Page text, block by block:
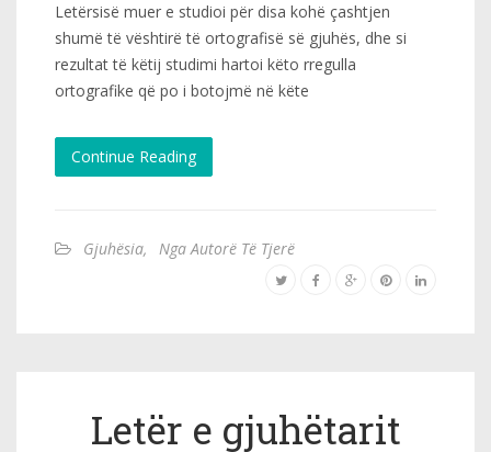
Letërsisë muer e studioi për disa kohë çashtjen
shumë të vështirë të ortografisë së gjuhës, dhe si
rezultat të këtij studimi hartoi këto rregulla
ortografike që po i botojmë në këte
Continue Reading
Gjuhësia, Nga Autorë Të Tjerë
Letër e gjuhëtarit